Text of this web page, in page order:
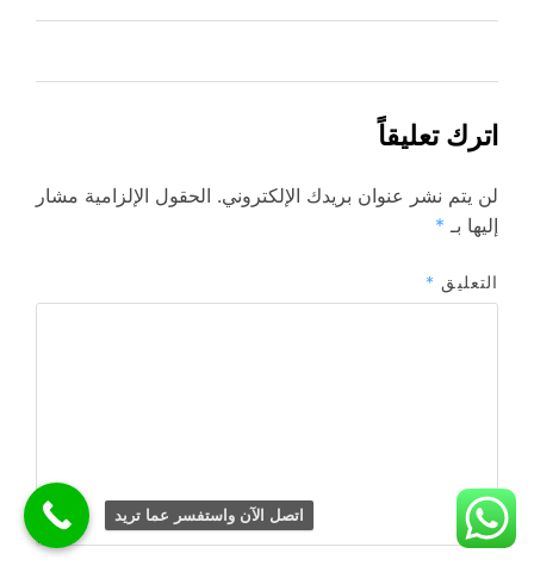
اترك تعليقاً
لن يتم نشر عنوان بريدك الإلكتروني. الحقول الإلزامية مشار
إليها بـ *
التعليق *
اتصل الآن واستفسر عما تريد